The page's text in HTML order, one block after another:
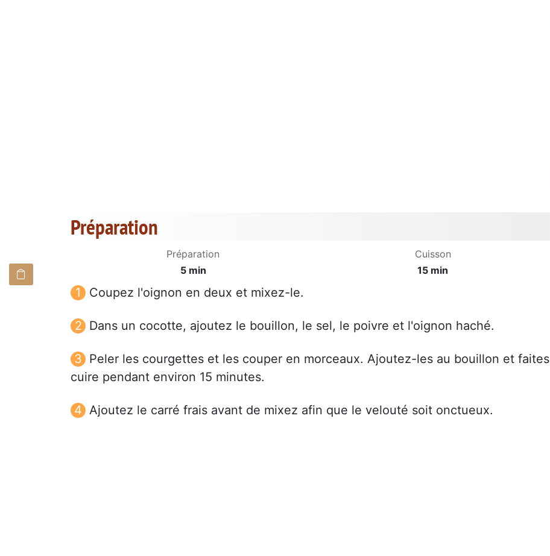
Préparation
Préparation
5 min
Cuisson
15 min
Coupez l'oignon en deux et mixez-le.
Dans un cocotte, ajoutez le bouillon, le sel, le poivre et l'oignon haché.
Peler les courgettes et les couper en morceaux. Ajoutez-les au bouillon et faites
cuire pendant environ 15 minutes.
Ajoutez le carré frais avant de mixez afin que le velouté soit onctueux.